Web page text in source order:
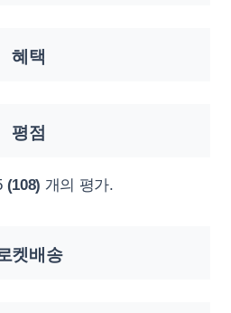
혜택
평점
(108) 개의 평가.
켓배송